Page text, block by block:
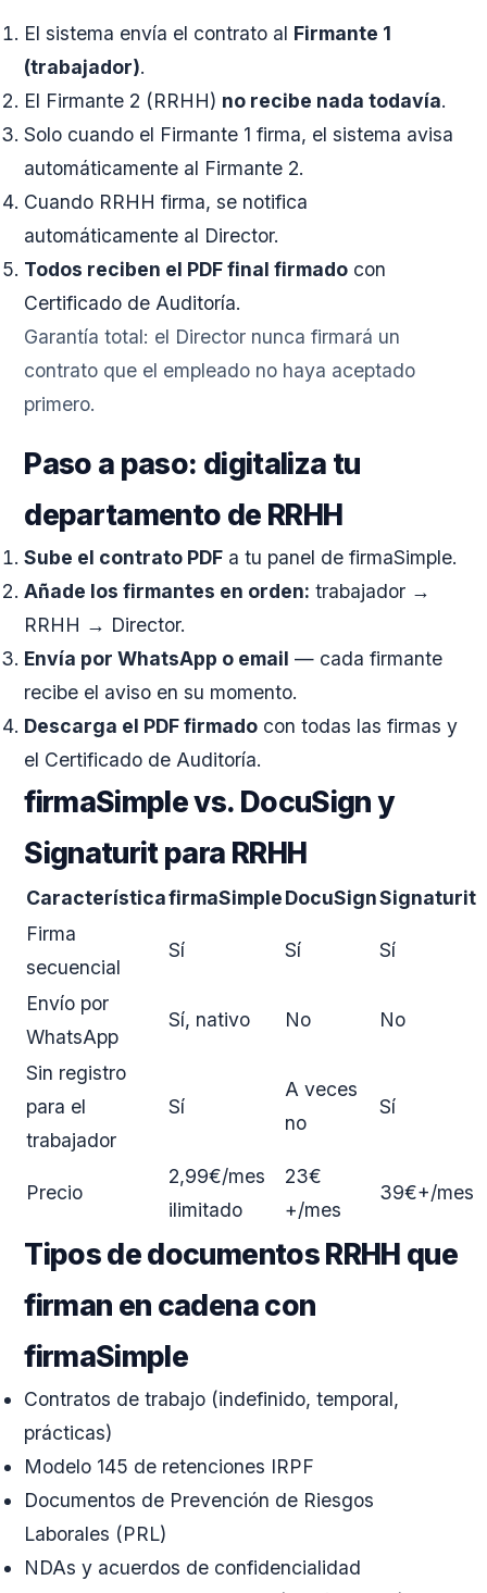
El sistema envía el contrato al Firmante 1
(trabajador).
El Firmante 2 (RRHH) no recibe nada todavía.
Solo cuando el Firmante 1 firma, el sistema avisa
automáticamente al Firmante 2.
Cuando RRHH firma, se notifica
automáticamente al Director.
Todos reciben el PDF final firmado con
Certificado de Auditoría.
Garantía total: el Director nunca firmará un
contrato que el empleado no haya aceptado
primero.
Paso a paso: digitaliza tu
departamento de RRHH
Sube el contrato PDF a tu panel de firmaSimple.
Añade los firmantes en orden: trabajador →
RRHH → Director.
Envía por WhatsApp o email — cada firmante
recibe el aviso en su momento.
Descarga el PDF firmado con todas las firmas y
el Certificado de Auditoría.
firmaSimple vs. DocuSign y
Signaturit para RRHH
CaracterísticafirmaSimpleDocuSignSignaturit
Firma
secuencial
Sí Sí Sí
Envío por
WhatsApp
Sí, nativo No No
Sin registro
para el
trabajador
Sí
A veces
no
Sí
Precio
2,99€/mes
ilimitado
23€
+/mes
39€+/mes
Tipos de documentos RRHH que
firman en cadena con
firmaSimple
Contratos de trabajo (indefinido, temporal,
prácticas)
Modelo 145 de retenciones IRPF
Documentos de Prevención de Riesgos
Laborales (PRL)
NDAs y acuerdos de confidencialidad